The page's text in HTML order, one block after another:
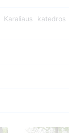
Karaliaus katedros